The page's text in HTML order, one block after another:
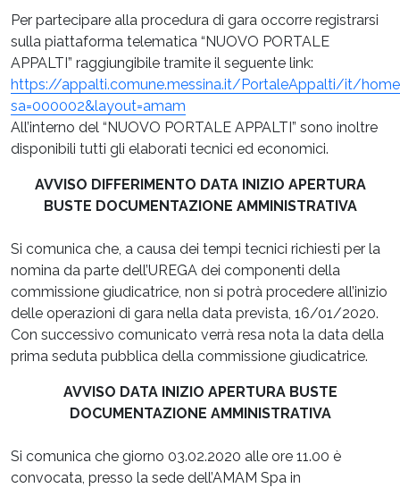
Per partecipare alla procedura di gara occorre registrarsi
sulla piattaforma telematica “NUOVO PORTALE
APPALTI” raggiungibile tramite il seguente link:
https://appalti.comune.messina.it/PortaleAppalti/it/
sa=000002&layout=amam
All’interno del “NUOVO PORTALE APPALTI” sono inoltre
disponibili tutti gli elaborati tecnici ed economici.
AVVISO DIFFERIMENTO DATA INIZIO APERTURA
BUSTE DOCUMENTAZIONE AMMINISTRATIVA
Si comunica che, a causa dei tempi tecnici richiesti per la
nomina da parte dell’UREGA dei componenti della
commissione giudicatrice, non si potrà procedere all’inizio
delle operazioni di gara nella data prevista, 16/01/2020.
Con successivo comunicato verrà resa nota la data della
prima seduta pubblica della commissione giudicatrice.
AVVISO DATA INIZIO APERTURA BUSTE
DOCUMENTAZIONE AMMINISTRATIVA
Si comunica che giorno 03.02.2020 alle ore 11.00 è
convocata, presso la sede dell’AMAM Spa in